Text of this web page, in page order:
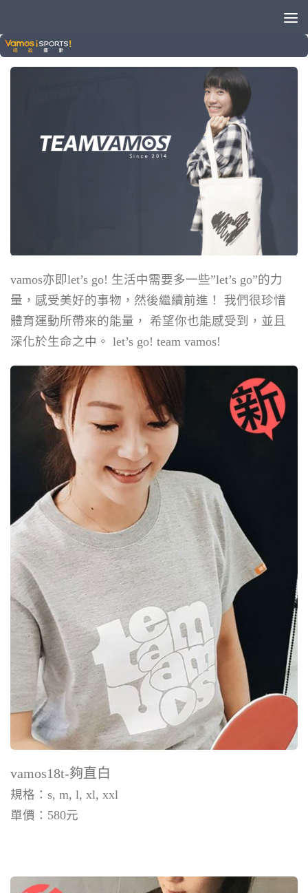
VAMOS STORE
vamos亦即let’s go! 生活中需要多一些”let’s go”的力
量，感受美好的事物，然後繼續前進！ 我們很珍惜
體育運動所帶來的能量， 希望你也能感受到，並且
深化於生命之中。 let’s go! team vamos!
vamos18t-夠直白
規格：s, m, l, xl, xxl
單價： 580元